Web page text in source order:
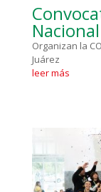
Organizan la
Juárez
leer más